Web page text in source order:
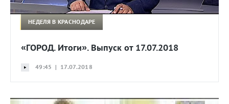
НЕДЕЛЯ В КРАСНОДАРЕ
«ГОРОД. Итоги». Выпуск от 17.07.2018
49:45 | 17.07.2018